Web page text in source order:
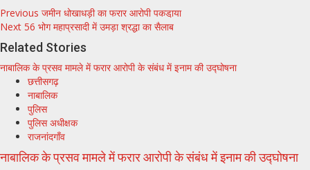
Post
navigation
Previous जमीन धोखाधड़ी का फरार आरोपी पकडा़या
Next 56 भोग महाप्रसादी में उमड़ा श्रद्धा का सैलाब
Related Stories
नाबालिक के प्रसव मामले में फरार आरोपी के संबंध में इनाम की उद्घोषना
छत्तीसगढ़
नाबालिक
पुलिस
पुलिस अधीक्षक
राजनांदगाँव
नाबालिक के प्रसव मामले में फरार आरोपी के संबंध में इनाम की उद्घोषना